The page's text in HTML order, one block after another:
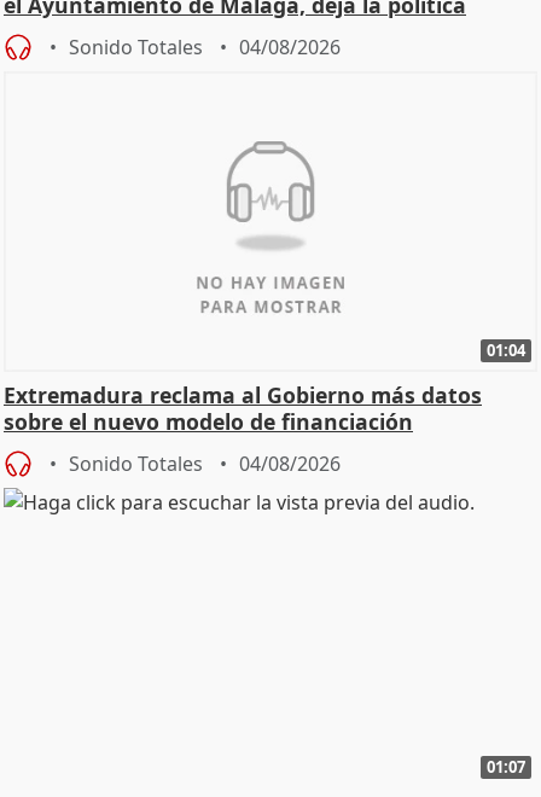
Sonido Totales 04/08/2026
01:04
Extremadura reclama al Gobierno más datos
sobre el nuevo modelo de financiación
Sonido Totales 04/08/2026
01:07